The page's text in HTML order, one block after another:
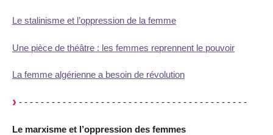
Le stalinisme et l’oppression de la femme
Une pièce de théâtre : les femmes reprennent le pouvoir
La femme algérienne a besoin de révolution
- - - - - - - - - - - - - - - - - - - - - - - - - - - - - - - - - - - - - - - - - -
Le marxisme et l’oppression des femmes